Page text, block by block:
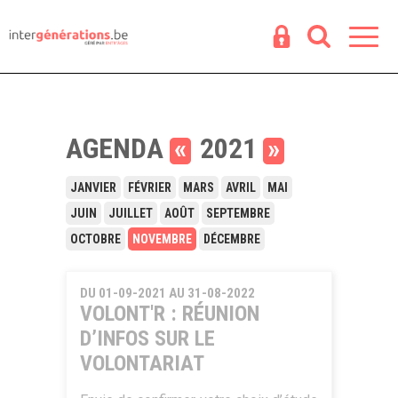
AGENDA « 2021 »
JANVIER FÉVRIER MARS AVRIL
MAI
JUIN
JUILLET AOÛT
SEPTEMBRE
OCTOBRE
NOVEMBRE DÉCEMBRE
DU 01-09-2021 AU 31-08-2022
VOLONT'R : RÉUNION
D’INFOS SUR LE
VOLONTARIAT